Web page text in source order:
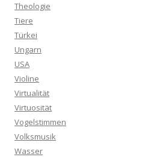
Theologie
Tiere
Türkei
Ungarn
USA
Violine
Virtualität
Virtuosität
Vogelstimmen
Volksmusik
Wasser